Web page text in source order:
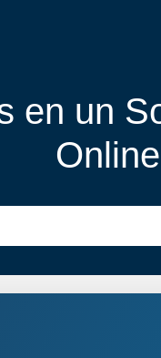
en un
Online